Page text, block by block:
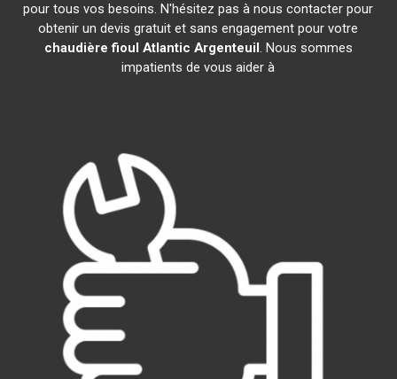
pour tous vos besoins. N'hésitez pas à nous contacter pour
obtenir un devis gratuit et sans engagement pour votre
chaudière fioul Atlantic Argenteuil. Nous sommes
impatients de vous aider à